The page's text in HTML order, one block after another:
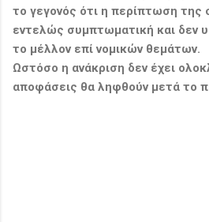
το γεγονός ότι η περίπτωση
εντελώς συμπτωματική και δεν
το μέλλον επί νομικών θεμάτων.
Ωστόσο η ανάκριση δεν έχει
αποφάσεις θα ληφθούν μετά το